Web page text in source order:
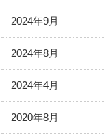
2024年9月
2024年8月
2024年4月
2020年8月